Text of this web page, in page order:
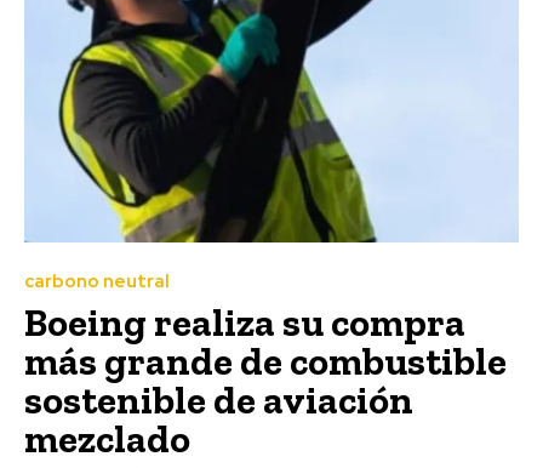
carbono neutral
Boeing realiza su compra
más grande de combustible
sostenible de aviación
mezclado